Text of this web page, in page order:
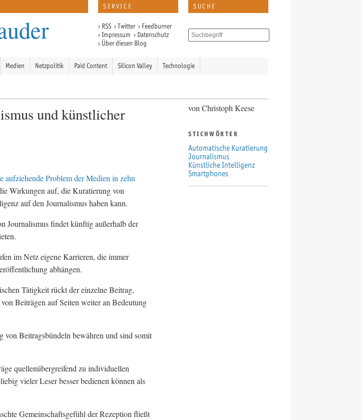
SERVICE
› RSS ›Twitter › Feedburner
›Impressum › Datenschutz
› Über diesen Blog
SUCHE
Medien Netzpolitik Paid Content Silicon Valley Technologie
und künstlicher
aufziehende Problem der Medien in zehn
Wirkungen auf, die Kuratierung von
auf den Journalismus haben kann.
Journalismus findet künftig außerhalb der
im Netz eigene Karrieren, die immer
abhängen.
Tätigkeit rückt der einzelne Beitrag,
Beiträgen auf Seiten weiter an Bedeutung
von Beitragsbündeln bewähren und sind somit
quellenübergreifend zu individuellen
vieler Leser besser bedienen können als
Gemeinschaftsgefühl der Rezeption fließt
von Christoph Keese
STICHWÖRTER
Automatische Kuratierung
Journalismus
Künstliche Intelligenz
Smartphones